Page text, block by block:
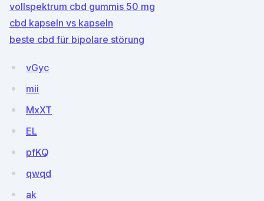
vollspektrum cbd gummis 50 mg
cbd kapseln vs kapseln
beste cbd für bipolare störung
vGyc
mii
MxXT
EL
pfKQ
qwqd
ak